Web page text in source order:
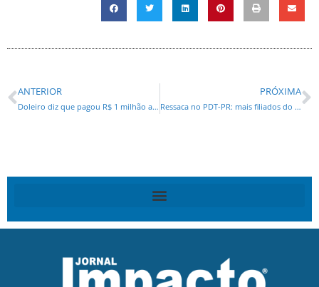
ANTERIOR
Doleiro diz que pagou R$ 1 milhão a Gleisi por meio de empresário
PRÓXIMA
Ressaca no PDT-PR: mais filiados do que votos